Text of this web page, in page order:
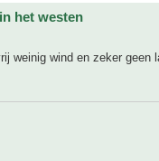
het westen
weinig wind en zeker geen